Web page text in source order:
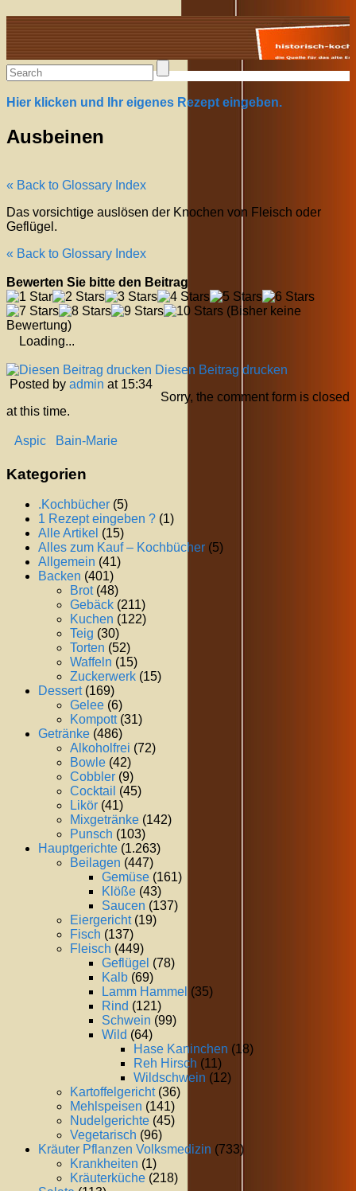
Alte Rezepte online
Hier klicken und Ihr eigenes Rezept eingeben.
Ausbeinen
« Back to Glossary Index
Das vorsichtige auslösen der Knochen von Fleisch oder
Geflügel.
« Back to Glossary Index
Bewerten Sie bitte den Beitrag
(Bisher keine
Bewertung)
Loading...
Diesen Beitrag drucken
Posted by admin at 15:34
Sorry, the comment form is closed
at this time.
Aspic Bain-Marie
Kategorien
.Kochbücher (5)
1 Rezept eingeben ? (1)
Alle Artikel (15)
Alles zum Kauf – Kochbücher (5)
Allgemein (41)
Backen (401)
Brot(48)
Gebäck (211)
Kuchen (122)
Teig (30)
Torten (52)
Waffeln (15)
Zuckerwerk (15)
Dessert(169)
Gelee (6)
Kompott(31)
Getränke (486)
Alkoholfrei (72)
Bowle (42)
Cobbler (9)
Cocktail (45)
Likör (41)
Mixgetränke (142)
Punsch (103)
Hauptgerichte (1.263)
Beilagen (447)
Gemüse (161)
Klöße (43)
Saucen (137)
Eiergericht(19)
Fisch (137)
Fleisch (449)
Geflügel (78)
Kalb (69)
Lamm Hammel (35)
Rind (121)
Schwein (99)
Wild (64)
Hase Kaninchen (18)
Reh Hirsch (11)
Wildschwein (12)
Kartoffelgericht(36)
Mehlspeisen (141)
Nudelgerichte (45)
Vegetarisch (96)
Kräuter Pflanzen Volksmedizin (733)
Krankheiten (1)
Kräuterküche (218)